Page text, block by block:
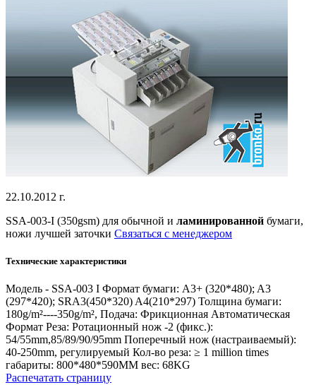
22.10.2012 г.
SSA-003-I (350gsm) для обычной и ламинированной бумаги,
ножи лучшей заточки Связаться с менеджером
Технические характеристики
Модель - SSA-003 I Формат бумаги: A3+ (320*480); A3
(297*420); SRA3(450*320) A4(210*297) Толщина бумаги:
180g/m²----350g/m², Подача: Фрикционная Автоматическая
Формат Реза: Ротационный нож -2 (фикс.):
54/55mm,85/89/90/95mm Поперечный нож (настраиваемый):
40-250mm, регулируемый Кол-во реза: ≥ 1 million times
габариты: 800*480*590MM вес: 68KG
Распечатать страницу